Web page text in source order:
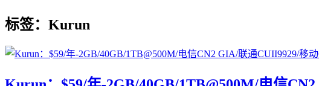
标签：Kurun